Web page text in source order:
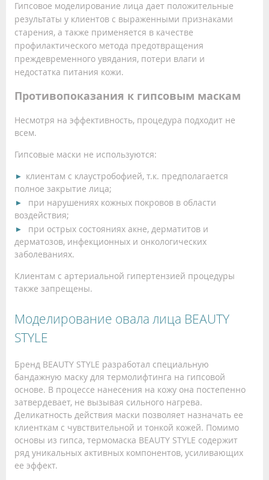
Гипсовое моделирование лица дает положительные
результаты у клиентов с выраженными признаками
старения, а также применяется в качестве
профилактического метода предотвращения
преждевременного увядания, потери влаги и
недостатка питания кожи.
Противопоказания к гипсовым маскам
Несмотря на эффективность, процедура подходит не
всем.
Гипсовые маски не используются:
клиентам с клаустробофией, т.к. предполагается
полное закрытие лица;
при нарушениях кожных покровов в области
воздействия;
при острых состояниях акне, дерматитов и
дерматозов, инфекционных и онкологических
заболеваниях.
Клиентам с артериальной гипертензией процедуры
также запрещены.
Моделирование овала лица BEAUTY
STYLE
Бренд BEAUTY STYLE разработал специальную
бандажную маску для термолифтинга на гипсовой
основе. В процессе нанесения на кожу она постепенно
затвердевает, не вызывая сильного нагрева.
Деликатность действия маски позволяет назначать ее
клиенткам с чувствительной и тонкой кожей. Помимо
основы из гипса, термомаска BEAUTY STYLE содержит
ряд уникальных активных компонентов, усиливающих
ее эффект.